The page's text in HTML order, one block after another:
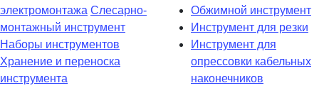
электромонтажа Слесарно-
монтажный инструмент
Наборы инструментов
Хранение и переноска
инструмента
Обжимной инструмент
Инструмент для резки
Инструмент для
опрессовки кабельных
наконечников